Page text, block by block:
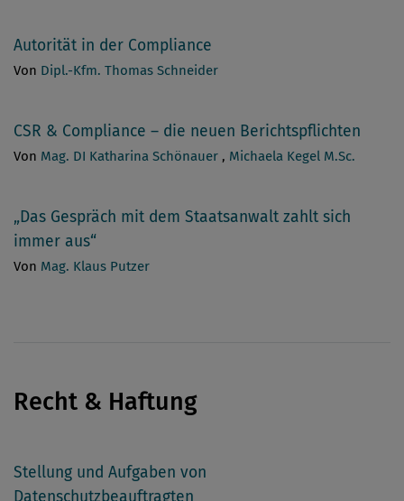
Autorität in der Compliance
Von Dipl.-Kfm. Thomas Schneider
CSR & Compliance – die neuen Berichtspflichten
Von Mag. DI Katharina Schönauer , Michaela Kegel M.Sc.
„Das Gespräch mit dem Staatsanwalt zahlt sich
immer aus“
Von Mag. Klaus Putzer
Recht & Haftung
Stellung und Aufgaben von
Datenschutzbeauftragten